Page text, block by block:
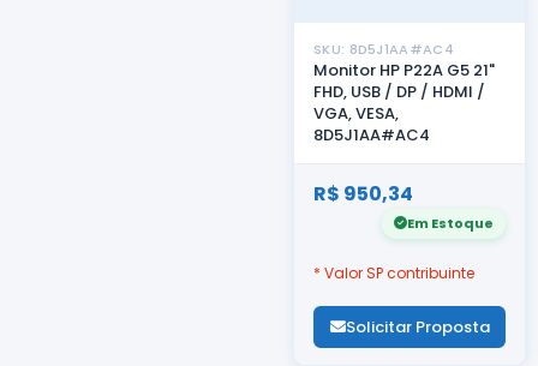
SKU: 8D5J1AA#AC4
Monitor HP P22A G5 21"
FHD, USB / DP / HDMI /
VGA, VESA,
8D5J1AA#AC4
R$ 950,34
Em Estoque
* Valor SP contribuinte
Solicitar Proposta